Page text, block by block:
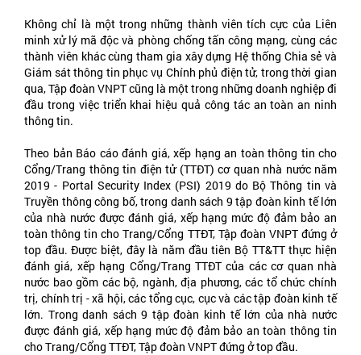
Không chỉ là một trong những thành viên tích cực của Liên
minh xử lý mã độc và phòng chống tấn công mạng, cùng các
thành viên khác cùng tham gia xây dựng Hệ thống Chia sẻ và
Giám sát thông tin phục vụ Chính phủ điện tử, trong thời gian
qua, Tập đoàn VNPT cũng là một trong những doanh nghiệp đi
đầu trong việc triển khai hiệu quả công tác an toàn an ninh
thông tin.
Theo bản Báo cáo đánh giá, xếp hạng an toàn thông tin cho
Cổng/Trang thông tin điện tử (TTĐT) cơ quan nhà nước năm
2019 - Portal Security Index (PSI) 2019 do Bộ Thông tin và
Truyền thông công bố, trong danh sách 9 tập đoàn kinh tế lớn
của nhà nước được đánh giá, xếp hạng mức độ đảm bảo an
toàn thông tin cho Trang/Cổng TTĐT, Tập đoàn VNPT đứng ở
top đầu. Được biệt, đây là năm đầu tiên Bộ TT&TT thực hiện
đánh giá, xếp hạng Cổng/Trang TTĐT của các cơ quan nhà
nước bao gồm các bộ, ngành, địa phương, các tổ chức chính
trị, chính trị - xã hội, các tổng cục, cục và các tập đoàn kinh tế
lớn. Trong danh sách 9 tập đoàn kinh tế lớn của nhà nước
được đánh giá, xếp hạng mức độ đảm bảo an toàn thông tin
cho Trang/Cổng TTĐT, Tập đoàn VNPT đứng ở top đầu.